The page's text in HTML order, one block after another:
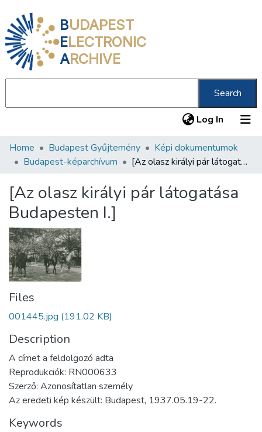
BUDAPEST
ELECTRONIC
ARCHIVE
Search
Log In (current)
Communities & Collections
Statistics
About us
Home Budapest Gyűjtemény
Képi dokumentumok
Budapest-képarchívum
[Az olasz királyi pár látogatása Budapesten I.]
[Az olasz királyi pár látogatása
Budapesten I.]
Files
001445.jpg (191.02 KB)
Description
A címet a feldolgozó adta
Reprodukciók: RN000633
Szerző: Azonosítatlan személy
Az eredeti kép készült: Budapest, 1937.05.19-22.
Keywords